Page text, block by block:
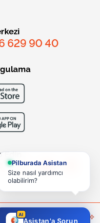
629 90 40
Pilburada Asistan
Size nasıl yardımcı
olabilirim?
AI
Asistan'a Sorun